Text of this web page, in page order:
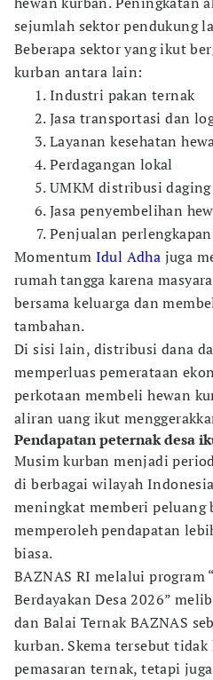
sejumlah sektor pendukung
Beberapa sektor yang ikut
kurban antara lain:
Industri pakan ternak
Jasa transportasi dan
Layanan kesehatan
Perdagangan lokal
UMKM distribusi daging
Jasa penyembelihan
Penjualan
Momentum Idul Adha juga
rumah tangga karena
bersama keluarga dan
tambahan.
Di sisi lain, distribusi dana
memperluas pemerataan
perkotaan membeli hewan
aliran uang ikut
Pendapatan peternak desa
Musim kurban menjadi
di berbagai wilayah
meningkat memberi peluang
memperoleh pendapatan
biasa.
BAZNAS RI melalui program
Berdayakan Desa 2026”
dan Balai Ternak BAZNAS
kurban. Skema tersebut
pemasaran ternak, tetapi